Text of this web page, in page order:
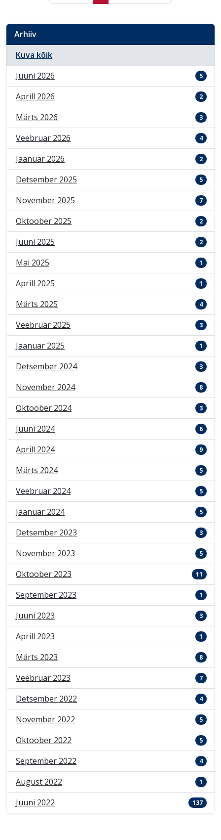
Arhiiv
Kuva kõik
Juuni 2026
5
Aprill 2026 2
Märts 2026 3
Veebruar 2026 4
Jaanuar 2026 2
Detsember 2025 5
November 2025 7
Oktoober 2025 2
Juuni 2025 2
Mai 2025 1
Aprill 2025 1
Märts 2025 4
Veebruar 2025 3
Jaanuar 2025 1
Detsember 2024 3
November 2024 8
Oktoober 2024 3
Juuni 2024 6
Aprill 2024 9
Märts 2024 5
Veebruar 2024 5
Jaanuar 2024 5
Detsember 2023 3
November 2023 5
Oktoober 2023 11
September 2023 1
Juuni 2023 3
Aprill 2023 1
Märts 2023 8
Veebruar 2023 7
Detsember 2022 4
November 2022 5
Oktoober 2022 5
September 2022 4
August 2022 1
Juuni 2022 137